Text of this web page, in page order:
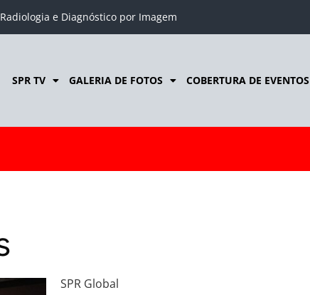
e Diagnóstico por Imagem
SPR TV GALERIA DE FOTOS COBERTURA DE EVENTOS
SPR Global